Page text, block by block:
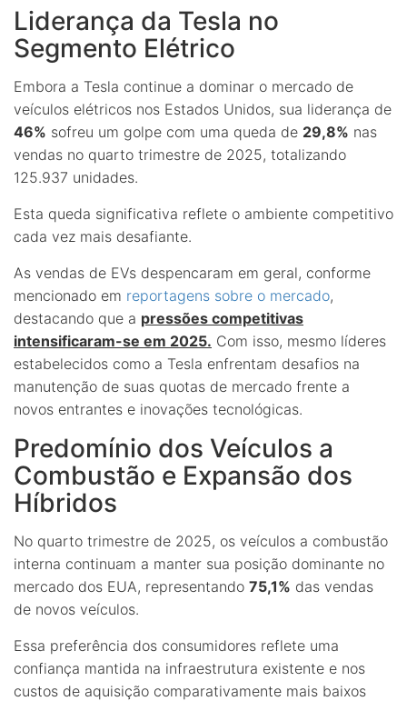
Liderança da Tesla no
Segmento Elétrico
Embora a Tesla continue a dominar o mercado de
veículos elétricos nos Estados Unidos, sua liderança de
46% sofreu um golpe com uma queda de 29,8% nas
vendas no quarto trimestre de 2025, totalizando
125.937 unidades.
Esta queda significativa reflete o ambiente competitivo
cada vez mais desafiante.
As vendas de EVs despencaram em geral, conforme
mencionado em reportagens sobre o mercado,
destacando que a pressões competitivas
intensificaram-se em 2025. Com isso, mesmo líderes
estabelecidos como a Tesla enfrentam desafios na
manutenção de suas quotas de mercado frente a
novos entrantes e inovações tecnológicas.
Predomínio dos Veículos a
Combustão e Expansão dos
Híbridos
No quarto trimestre de 2025, os veículos a combustão
interna continuam a manter sua posição dominante no
mercado dos EUA, representando 75,1% das vendas
de novos veículos.
Essa preferência dos consumidores reflete uma
confiança mantida na infraestrutura existente e nos
custos de aquisição comparativamente mais baixos